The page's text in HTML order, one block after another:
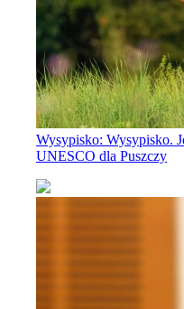
Wysypisko: Wysypisko.
UNESCO dla Puszczy